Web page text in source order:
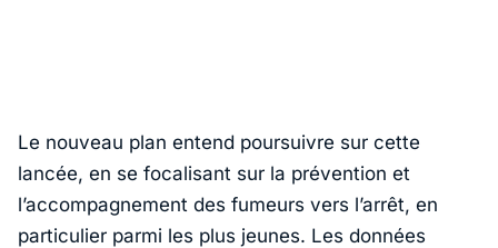
Le nouveau plan entend poursuivre sur cette
lancée, en se focalisant sur la prévention et
l’accompagnement des fumeurs vers l’arrêt, en
particulier parmi les plus jeunes. Les données